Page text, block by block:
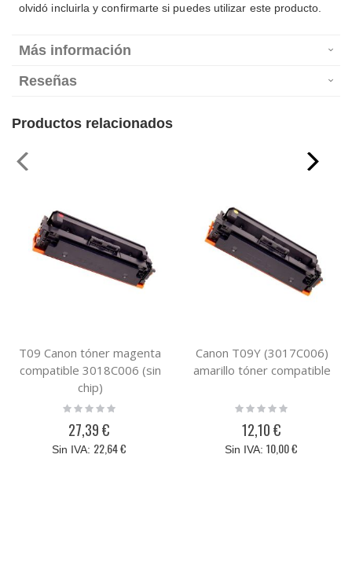
olvidó incluirla y confirmarte si puedes utilizar este producto.
Más información
Reseñas
Productos relacionados
T09 Canon tóner magenta
compatible 3018C006 (sin
chip)
Rating:
27,39 €
22,64 €
Canon T09Y (3017C006)
amarillo tóner compatible
Rating:
12,10 €
10,00 €